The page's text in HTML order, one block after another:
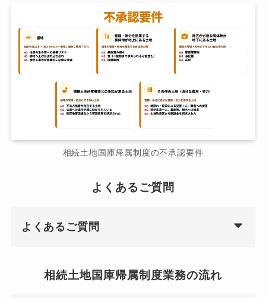
相続土地国庫帰属制度の不承認要件
よくあるご質問
よくあるご質問
相続土地国庫帰属制度業務の流れ